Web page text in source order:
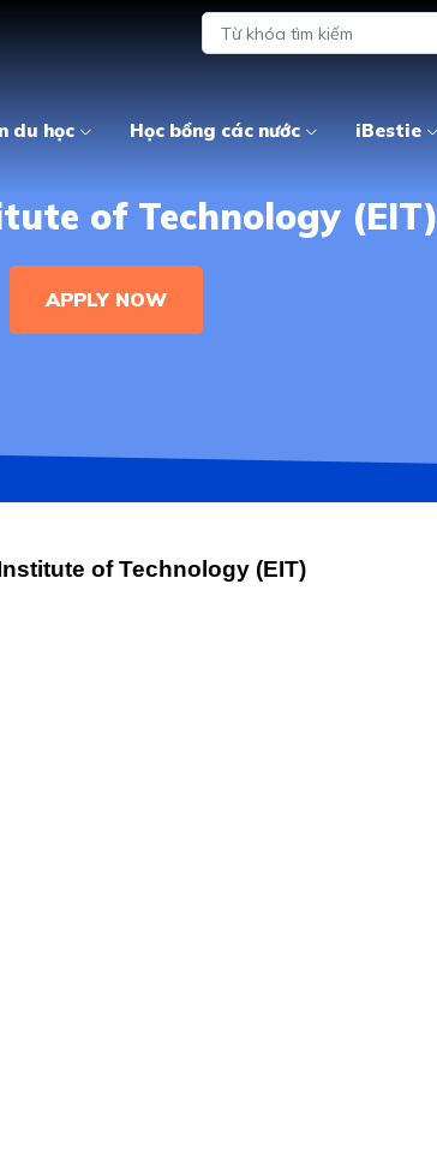
du học Học bổng các nước iBestie
of Technology (EIT)
APPLY NOW
of Technology (EIT)